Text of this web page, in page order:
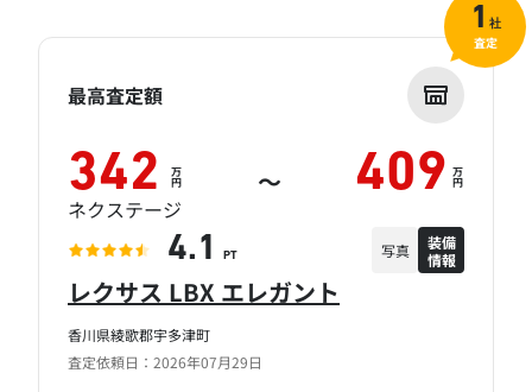
香川県綾歌郡宇多津町
査定依頼日：2026年07月29日
レクサス LBX エレガント
最高査定額
342 万
円 ～ 409 万
円
ネクステージ
4.1 PT 写真
装備
情報
1 社
査定